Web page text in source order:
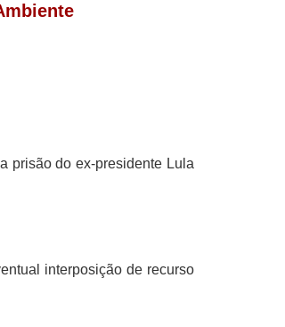
prisão do ex-presidente Lula
interposição de recurso